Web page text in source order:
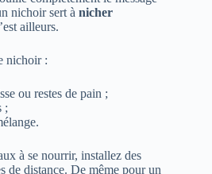
nichoir sert à nicher
ailleurs.
nichoir :
ou restes de pain ;
;
à se nourrir, installez des
de distance. De même pour un